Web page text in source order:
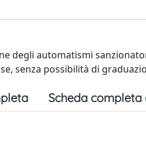
degli automatismi
senza possibilità di
Scheda completa